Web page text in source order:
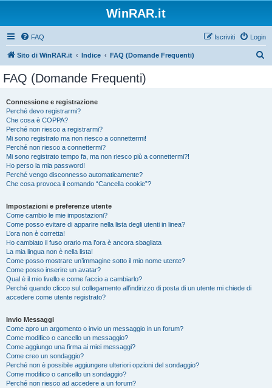
WinRAR.it
FAQ Login
Iscriviti
Sito di WinRAR.it Indice FAQ (Domande Frequenti)
FAQ (Domande Frequenti)
Connessione e registrazione
Perché devo registrarmi?
Che cosa è COPPA?
Perché non riesco a registrarmi?
Mi sono registrato ma non riesco a connettermi!
Perché non riesco a connettermi?
Mi sono registrato tempo fa, ma non riesco più a connettermi?!
Ho perso la mia password!
Perché vengo disconnesso automaticamente?
Che cosa provoca il comando “Cancella cookie”?
Impostazioni e preferenze utente
Come cambio le mie impostazioni?
Come posso evitare di apparire nella lista degli utenti in linea?
L’ora non è corretta!
Ho cambiato il fuso orario ma l’ora è ancora sbagliata
La mia lingua non è nella lista!
Come posso mostrare un’immagine sotto il mio nome utente?
Come posso inserire un avatar?
Qual è il mio livello e come faccio a cambiarlo?
Perché quando clicco sul collegamento all’indirizzo di posta di un utente mi chiede di
accedere come utente registrato?
Invio Messaggi
Come apro un argomento o invio un messaggio in un forum?
Come modifico o cancello un messaggio?
Come aggiungo una firma ai miei messaggi?
Come creo un sondaggio?
Perché non è possibile aggiungere ulteriori opzioni del sondaggio?
Come modifico o cancello un sondaggio?
Perché non riesco ad accedere a un forum?